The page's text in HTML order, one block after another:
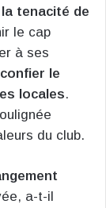
tenacité de
le cap
à ses
le
locales.
du club.
a-t-il